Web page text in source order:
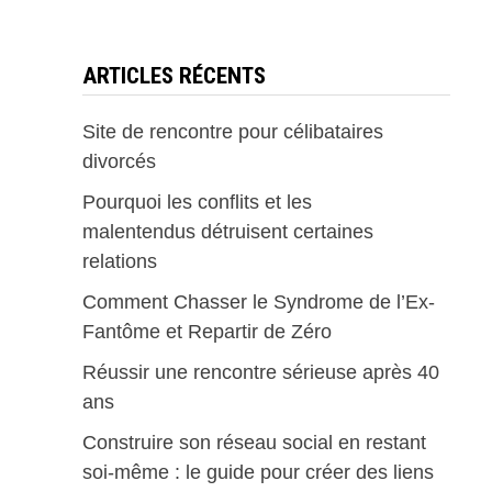
ARTICLES RÉCENTS
Site de rencontre pour célibataires
divorcés
Pourquoi les conflits et les
malentendus détruisent certaines
relations
Comment Chasser le Syndrome de l’Ex-
Fantôme et Repartir de Zéro
Réussir une rencontre sérieuse après 40
ans
Construire son réseau social en restant
soi-même : le guide pour créer des liens